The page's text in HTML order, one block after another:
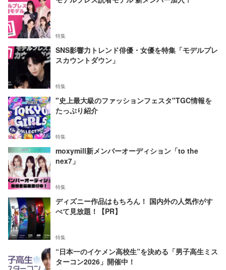
特集
SNS影響力トレンド俳優・女優を特集「モデルプレ
スカウントダウン」
特集
"史上最大級のファッションフェスタ"TGC情報を
たっぷり紹介
特集
moxymill新メンバーオーディション「to the
nex7」
特集
ディズニー作品はもちろん！ 国内外の人気作がす
べて見放題！【PR】
特集
“日本一のイケメン高校生”を決める「男子高生ミス
ターコン2026」開催中！